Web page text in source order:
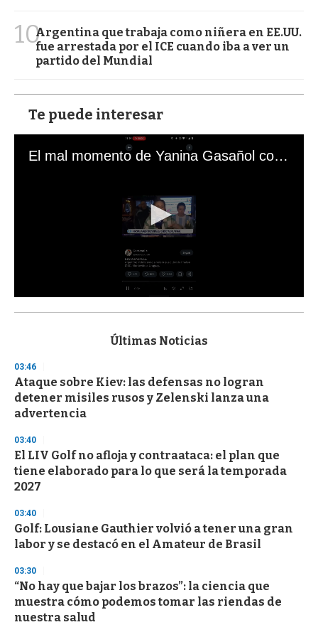
10Argentina que trabaja como niñera en EE.UU.
fue arrestada por el ICE cuando iba a ver un
partido del Mundial
Te puede interesar
El mal momento de Yanina Gasañol con un hincha argentino en "Subrayado"
s
d
s
o
f
3
s
e
c
o
n
Últimas Noticias
03:46
Ataque sobre Kiev: las defensas no logran
detener misiles rusos y Zelenski lanza una
advertencia
03:40
El LIV Golf no afloja y contraataca: el plan que
tiene elaborado para lo que será la temporada
2027
03:40
Golf: Lousiane Gauthier volvió a tener una gran
labor y se destacó en el Amateur de Brasil
03:30
“No hay que bajar los brazos”: la ciencia que
muestra cómo podemos tomar las riendas de
nuestra salud